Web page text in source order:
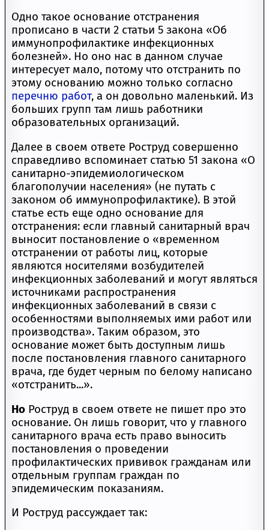
Одно такое основание отстранения
прописано в части 2 статьи 5 закона «Об
иммунопрофилактике инфекционных
болезней». Но оно нас в данном случае
интересует мало, потому что отстранить по
этому основанию можно только согласно
перечню работ, а он довольно маленький. Из
больших групп там лишь работники
образовательных организаций.
Далее в своем ответе Роструд совершенно
справедливо вспоминает статью 51 закона «О
санитарно-эпидемиологическом
благополучии населения» (не путать с
законом об иммунопрофилактике). В этой
статье есть еще одно основание для
отстранения: если главный санитарный врач
выносит постановление о «временном
отстранении от работы лиц, которые
являются носителями возбудителей
инфекционных заболеваний и могут являться
источниками распространения
инфекционных заболеваний в связи с
особенностями выполняемых ими работ или
производства». Таким образом, это
основание может быть доступным лишь
после постановления главного санитарного
врача, где будет черным по белому написано
«отстранить...».
НоРоструд в своем ответе не пишет про это
основание. Он лишь говорит, что у главного
санитарного врача есть право выносить
постановления о проведении
профилактических прививок гражданам или
отдельным группам граждан по
эпидемическим показаниям.
И Роструд рассуждает так: